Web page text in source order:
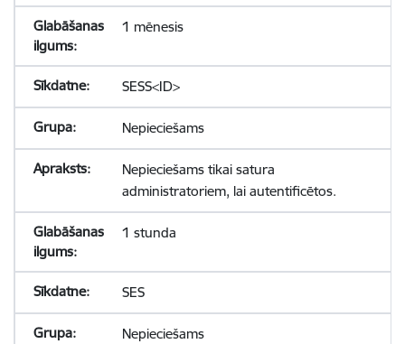
1 mēnesis
SESS<ID>
Nepieciešams
Nepieciešams tikai satura
administratoriem, lai autentificētos.
1 stunda
SES
Nepieciešams